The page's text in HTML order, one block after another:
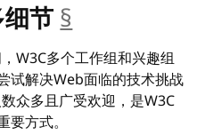
节§__anchor
W3C多个工作组和兴趣组
试解决Web面临的技术挑战
众多且广受欢迎，是W3C
方式。